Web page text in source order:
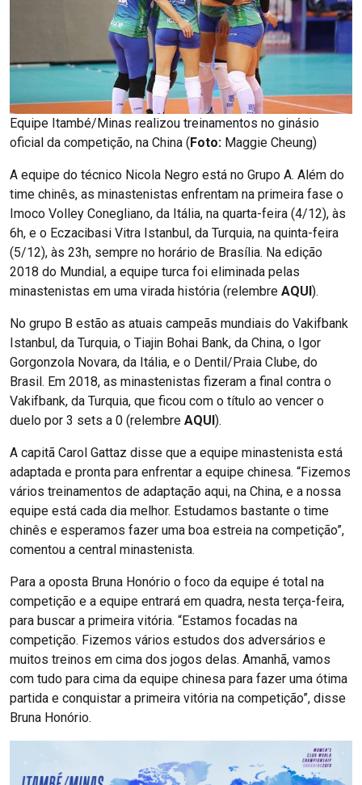
Equipe Itambé/Minas realizou treinamentos no ginásio
oficial da competição, na China ( Foto: Maggie Cheung)
A equipe do técnico Nicola Negro está no Grupo A. Além do
time chinês, as minastenistas enfrentam na primeira fase o
Imoco Volley Conegliano, da Itália, na quarta-feira (4/12), às
6h, e o Eczacibasi Vitra Istanbul, da Turquia, na quinta-feira
(5/12), às 23h, sempre no horário de Brasília. Na edição
2018 do Mundial, a equipe turca foi eliminada pelas
minastenistas em uma virada história (relembre AQUI ).
No grupo B estão as atuais campeãs mundiais do Vakifbank
Istanbul, da Turquia, o Tiajin Bohai Bank, da China, o Igor
Gorgonzola Novara, da Itália, e o Dentil/Praia Clube, do
Brasil. Em 2018, as minastenistas fizeram a final contra o
Vakifbank, da Turquia, que ficou com o título ao vencer o
duelo por 3 sets a 0 (relembre AQUI ).
A capitã Carol Gattaz disse que a equipe minastenista está
adaptada e pronta para enfrentar a equipe chinesa. “Fizemos
vários treinamentos de adaptação aqui, na China, e a nossa
equipe está cada dia melhor. Estudamos bastante o time
chinês e esperamos fazer uma boa estreia na competição”,
comentou a central minastenista.
Para a oposta Bruna Honório o foco da equipe é total na
competição e a equipe entrará em quadra, nesta terça-feira,
para buscar a primeira vitória. “Estamos focadas na
competição. Fizemos vários estudos dos adversários e
muitos treinos em cima dos jogos delas. Amanhã, vamos
com tudo para cima da equipe chinesa para fazer uma ótima
partida e conquistar a primeira vitória na competição”, disse
Bruna Honório.